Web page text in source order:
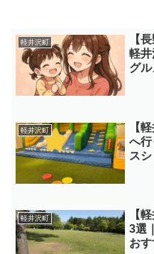
軽井沢町
【
軽井
グ
軽井沢町
【
へ
ス
軽井沢町
【
3選
お